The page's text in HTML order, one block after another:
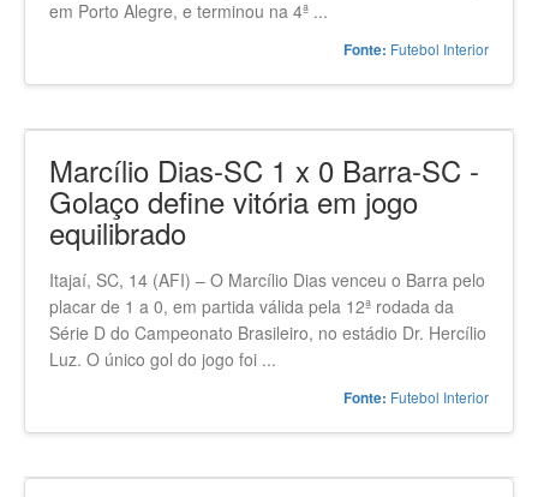
Itajaí, SC , 29 (AFI) – No encerramento da primeira fase
da Série D do Campeonato Brasileiro, o Marcílio Dias
conquistou um empate por 1 a 1 diante do São José-RS,
Marcílio Dias-SC 1 x 0 Barra-SC -
Golaço define vitória em jogo
equilibrado
Itajaí, SC, 14 (AFI) – O Marcílio Dias venceu o Barra pelo
placar de 1 a 0, em partida válida pela 12ª rodada da
Série D do Campeonato Brasileiro, no estádio Dr. Hercílio